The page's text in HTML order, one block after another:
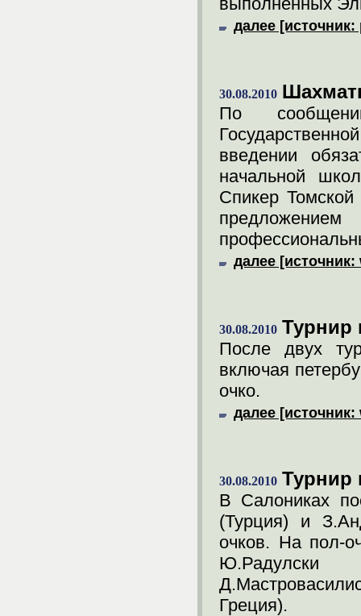
далее
30.08.2010
По
введении
начальной
Спикер
далее
30.08.2010 Турнир
После двух
включая
очко.
далее
30.08.2010 Турнир
В Салониках
(Турция) и
очков. На пол-
Ю.Радулски
Греция).